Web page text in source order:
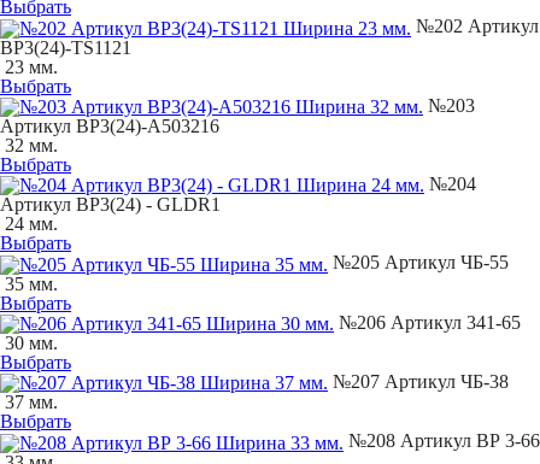
Выбрать
№202 Артикул
BP3(24)-TS1121
23 мм.
Выбрать
№203
Артикул BP3(24)-A503216
32 мм.
Выбрать
№204
Артикул BP3(24) - GLDR1
24 мм.
Выбрать
№205 Артикул ЧБ-55
35 мм.
Выбрать
№206 Артикул 341-65
30 мм.
Выбрать
№207 Артикул ЧБ-38
37 мм.
Выбрать
№208 Артикул ВР 3-66